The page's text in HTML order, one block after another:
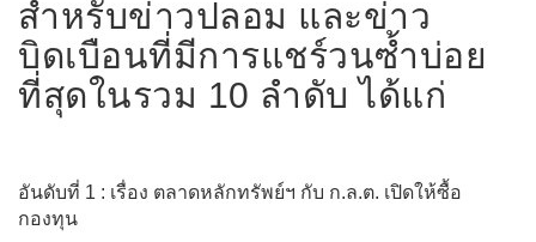
สำหรับข่าวปลอม และข่าว
บิดเบือนที่มีการแชร์วนซ้ำบ่อย
ที่สุดในรวม 10 ลำดับ ได้แก่
อันดับที่ 1 : เรื่อง ตลาดหลักทรัพย์ฯ กับ ก.ล.ต. เปิดให้ซื้อ
กองทุน